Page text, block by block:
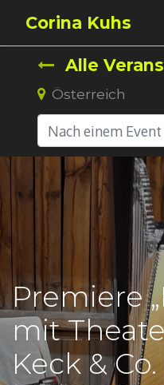
Corina Kuhs
Alle
Österreich
Premiere
mit
Keck & Co.